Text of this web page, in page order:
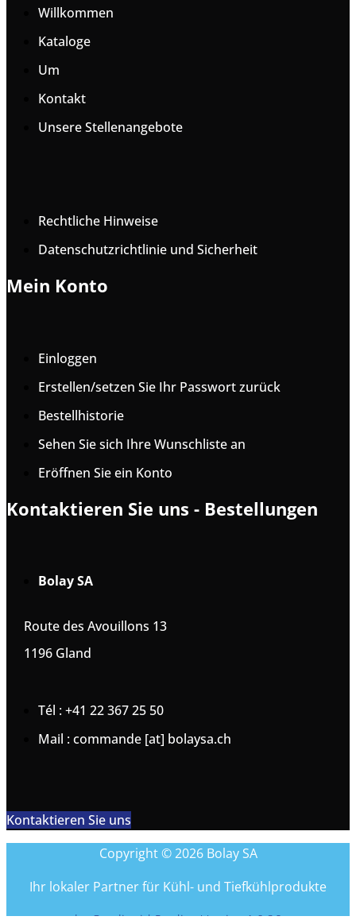
Willkommen
Kataloge
Um
Kontakt
Unsere Stellenangebote
Rechtliche Hinweise
Datenschutzrichtlinie und Sicherheit
Mein Konto
Einloggen
Erstellen/setzen Sie Ihr Passwort zurück
Bestellhistorie
Sehen Sie sich Ihre Wunschliste an
Eröffnen Sie ein Konto
Kontaktieren Sie uns - Bestellungen
Bolay SA
Route des Avouillons 13
1196 Gland
Tél : +41 22 367 25 50
Mail : commande [at] bolaysa.ch
Kontaktieren Sie uns
Copyright © 2026 Bolay SA
Ihr lokaler Partner für Kühl- und Tiefkühlprodukte
by Coreliquid Studio - Version 1.0.26